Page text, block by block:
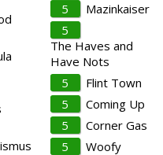
5
Mazinkaiser
5
The Haves and
Have Nots
5
Flint Town
5
Coming Up
5
Corner Gas
5
Woofy